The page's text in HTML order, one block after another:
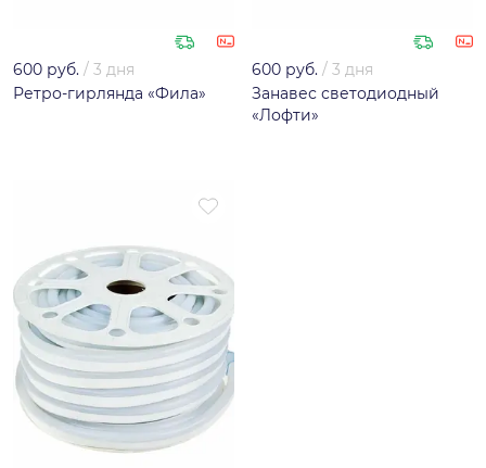
600 руб. / 3 дня
Ретро-гирлянда «Фила»
600 руб. / 3 дня
Занавес светодиодный
«Лофти»